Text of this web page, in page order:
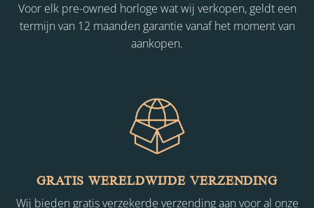
Voor elk pre-owned horloge wat wij verkopen, geldt een
termijn van 12 maanden garantie vanaf het moment van
aankopen.
GRATIS WERELDWIJDE VERZENDING
Wij bieden gratis verzekerde verzending aan voor al onze